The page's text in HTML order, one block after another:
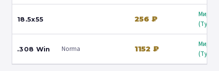
18.5x55 256 ₽
Мир
.308 Win Norma 1152 ₽
Мир